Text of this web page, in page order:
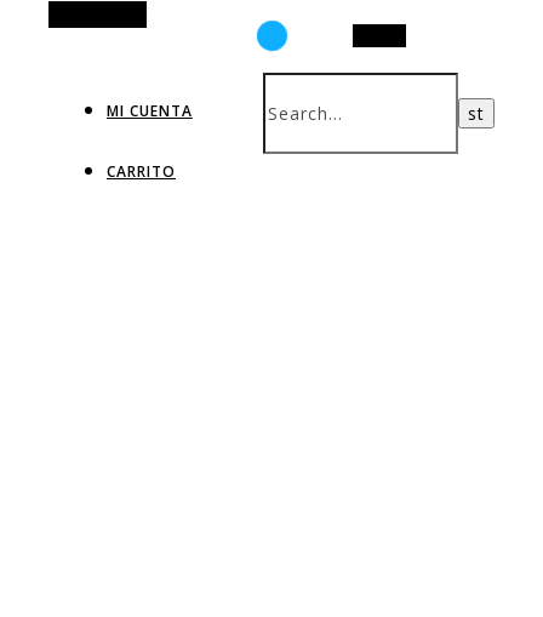
MI CUENTA
CARRITO